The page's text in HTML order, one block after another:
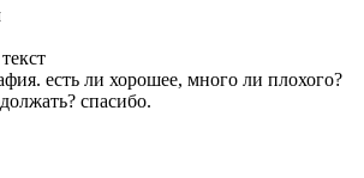
есть ли хорошее, много ли плохого?
спасибо.